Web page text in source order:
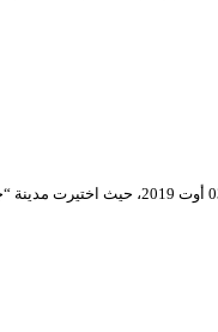
برمجت من قبل المسرح الوطني الجزائري “محي الدين بشطارزي” أيام المسرح